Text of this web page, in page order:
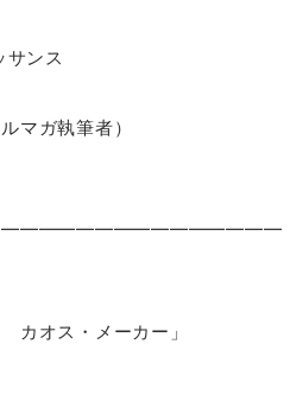
サンス
マガ執筆者）
オス・メーカー」